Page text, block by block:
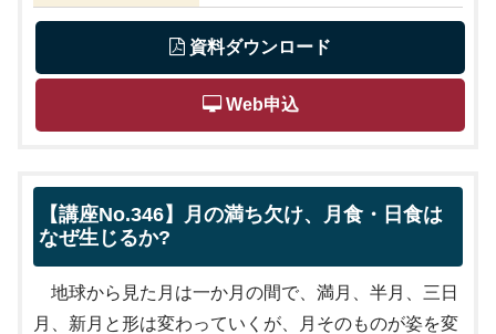
資料ダウンロード
Web申込
【講座No.346】月の満ち欠け、月食・日食は
なぜ生じるか?
地球から見た月は一か月の間で、満月、半月、三日
月、新月と形は変わっていくが、月そのものが姿を変